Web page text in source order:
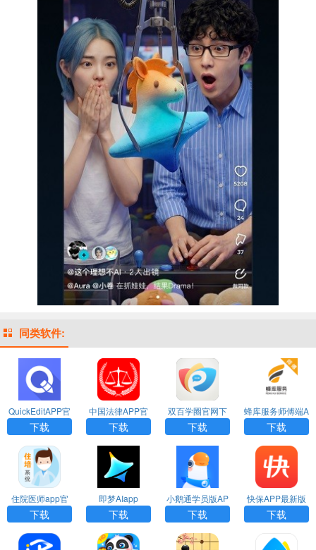
同类软件:
QuickEditAPP官
方版
下载
中国法律APP官
方版
下载
双百学圈官网下
载最新版app免
费下载
下载
蜂库服务师傅端A
PP官方版
下载
住院医师app官
方下载安卓版
下载
即梦AIapp
下载
小鹅通学员版AP
P官方版
下载
快保APP最新版
下载